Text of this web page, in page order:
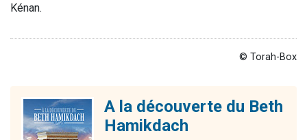
Kénan.
© Torah-Box
A la découverte du Beth
Hamikdach